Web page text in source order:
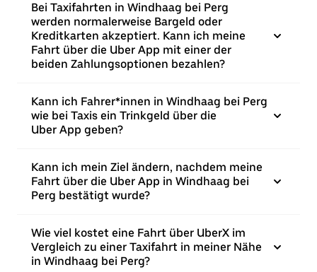
Bei Taxifahrten in Windhaag bei Perg
werden normalerweise Bargeld oder
Kreditkarten akzeptiert. Kann ich meine
Fahrt über die Uber App mit einer der
beiden Zahlungsoptionen bezahlen?
Kann ich Fahrer*innen in Windhaag bei Perg
wie bei Taxis ein Trinkgeld über die
Uber App geben?
Kann ich mein Ziel ändern, nachdem meine
Fahrt über die Uber App in Windhaag bei
Perg bestätigt wurde?
Wie viel kostet eine Fahrt über UberX im
Vergleich zu einer Taxifahrt in meiner Nähe
in Windhaag bei Perg?